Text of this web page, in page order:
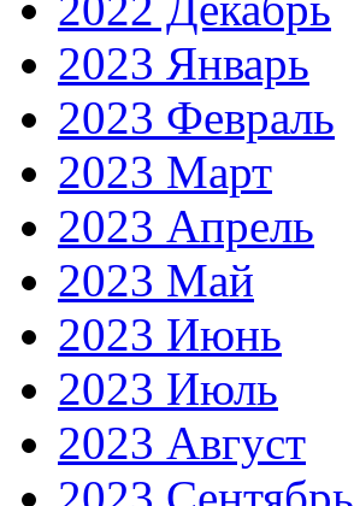
2023 Январь
2023 Февраль
2023 Март
2023 Апрель
2023 Май
2023 Июнь
2023 Июль
2023 Август